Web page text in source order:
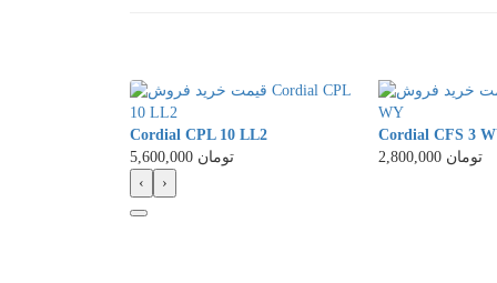
Cordial CPL 10 LL2
5,600,000 تومان
Cordial CFS 3
2,800,000 تومان
‹
›